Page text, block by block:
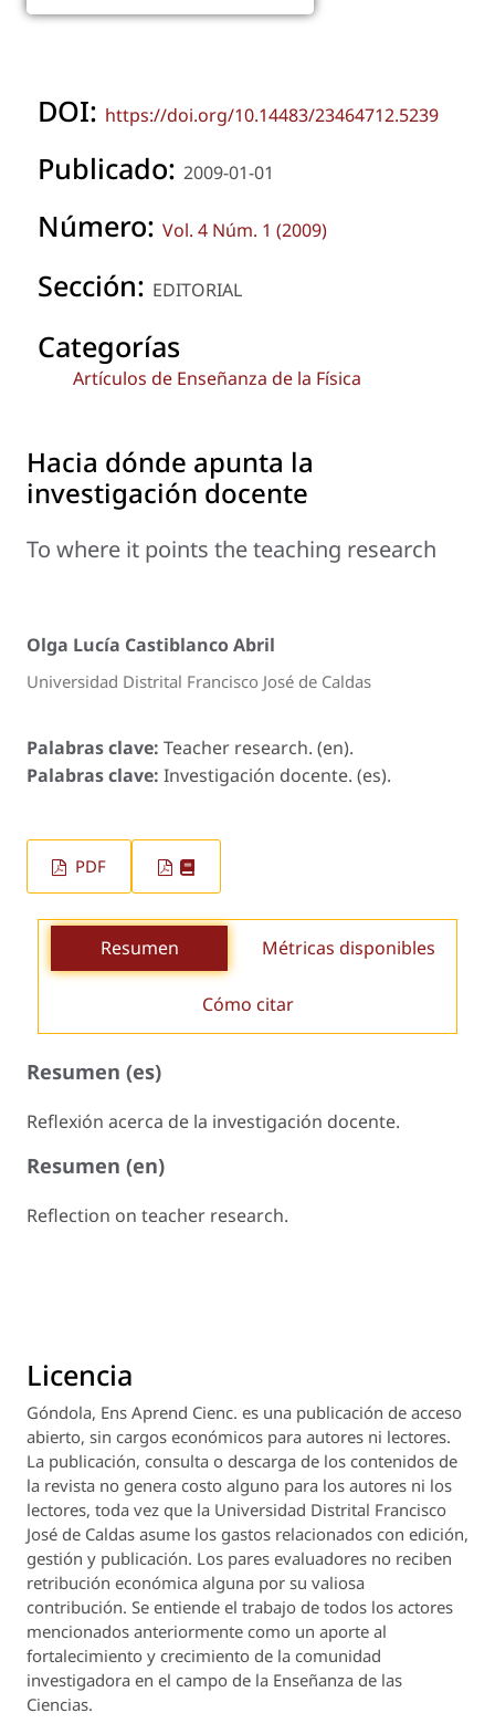
DOI: https://doi.org/10.14483/23464712.5239
Publicado: 2009-01-01
Número: Vol. 4 Núm. 1 (2009)
Sección: EDITORIAL
Categorías
Artículos de Enseñanza de la Física
Hacia dónde apunta la
investigación docente
To where it points the teaching research
Olga Lucía Castiblanco Abril
Universidad Distrital Francisco José de Caldas
Palabras clave: Teacher research. (en).
Palabras clave: Investigación docente. (es).
PDF
Resumen Métricas disponibles
Cómo citar
Resumen (es)
Reflexión acerca de la investigación docente.
Resumen (en)
Reflection on teacher research.
Licencia
Góndola, Ens Aprend Cienc. es una publicación de acceso
abierto, sin cargos económicos para autores ni lectores.
La publicación, consulta o descarga de los contenidos de
la revista no genera costo alguno para los autores ni los
lectores, toda vez que la Universidad Distrital Francisco
José de Caldas asume los gastos relacionados con edición,
gestión y publicación. Los pares evaluadores no reciben
retribución económica alguna por su valiosa
contribución. Se entiende el trabajo de todos los actores
mencionados anteriormente como un aporte al
fortalecimiento y crecimiento de la comunidad
investigadora en el campo de la Enseñanza de las
Ciencias.